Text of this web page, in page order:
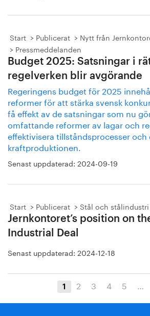
Start Publicerat
Nytt från
Pressmeddelanden
Budget 2025: Satsningar i
regelverken blir avgörande
Regeringens budget för 2025
reformer för att stärka svensk
få effekt av de satsningar som nu
omfattande reformer av lagar och
effektivisera tillståndsprocesser och
kraftproduktionen.
Senast uppdaterad: 2024-09-19
Start Publicerat Stål och stålindustri
Jernkontoret’s position on
Industrial Deal
Senast uppdaterad: 2024-12-18
1 2 3 4 5 …